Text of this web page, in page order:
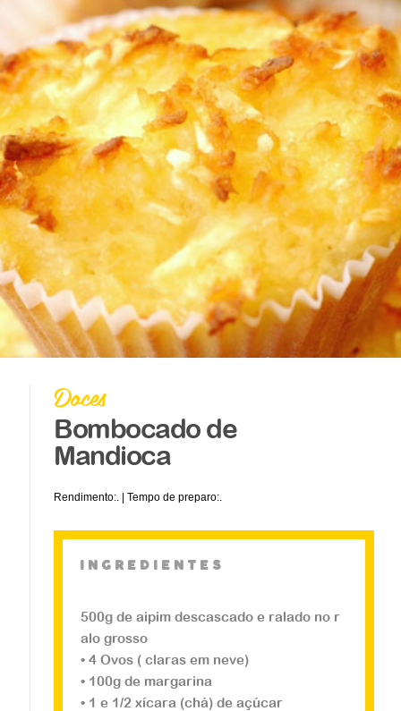
Todas Vídeo Receitas Cucas
Doces Coberturas Massas
Biscoitos Bolos Pães
Tortas Salgados Integral
Dicas
Doces
Bomboloni
Doces
Bombocado de
Mandioca
Rendimento:. | Tempo de preparo:.
ingredientes
500g de aipim descascado e ralado no r
alo grosso
• 4 Ovos ( claras em neve)
• 100g de margarina
• 1 e 1/2 xícara (chá) de açúcar